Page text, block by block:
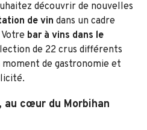
découvrir de nouvelles
de vin dans un cadre
bar à vins dans le
de 22 crus différents
de gastronomie et
au cœur du Morbihan